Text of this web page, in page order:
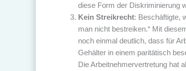
diese Form der Diskriminierung
Kein Streikrecht: Beschäftigte,
man nicht bestreiken.“ Mit
noch einmal deutlich, dass für
Gehälter in einem paritätisch
Die Arbeitnehmervertretung hat